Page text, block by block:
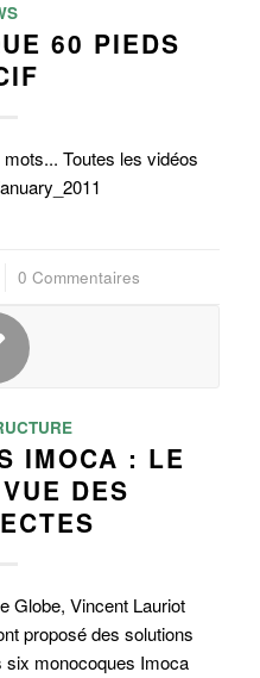
60 PIEDS
Toutes les vidéos
0 Commentaires
IMOCA : LE
DES
Globe, Vincent Lauriot
proposé des solutions
six monocoques Imoca